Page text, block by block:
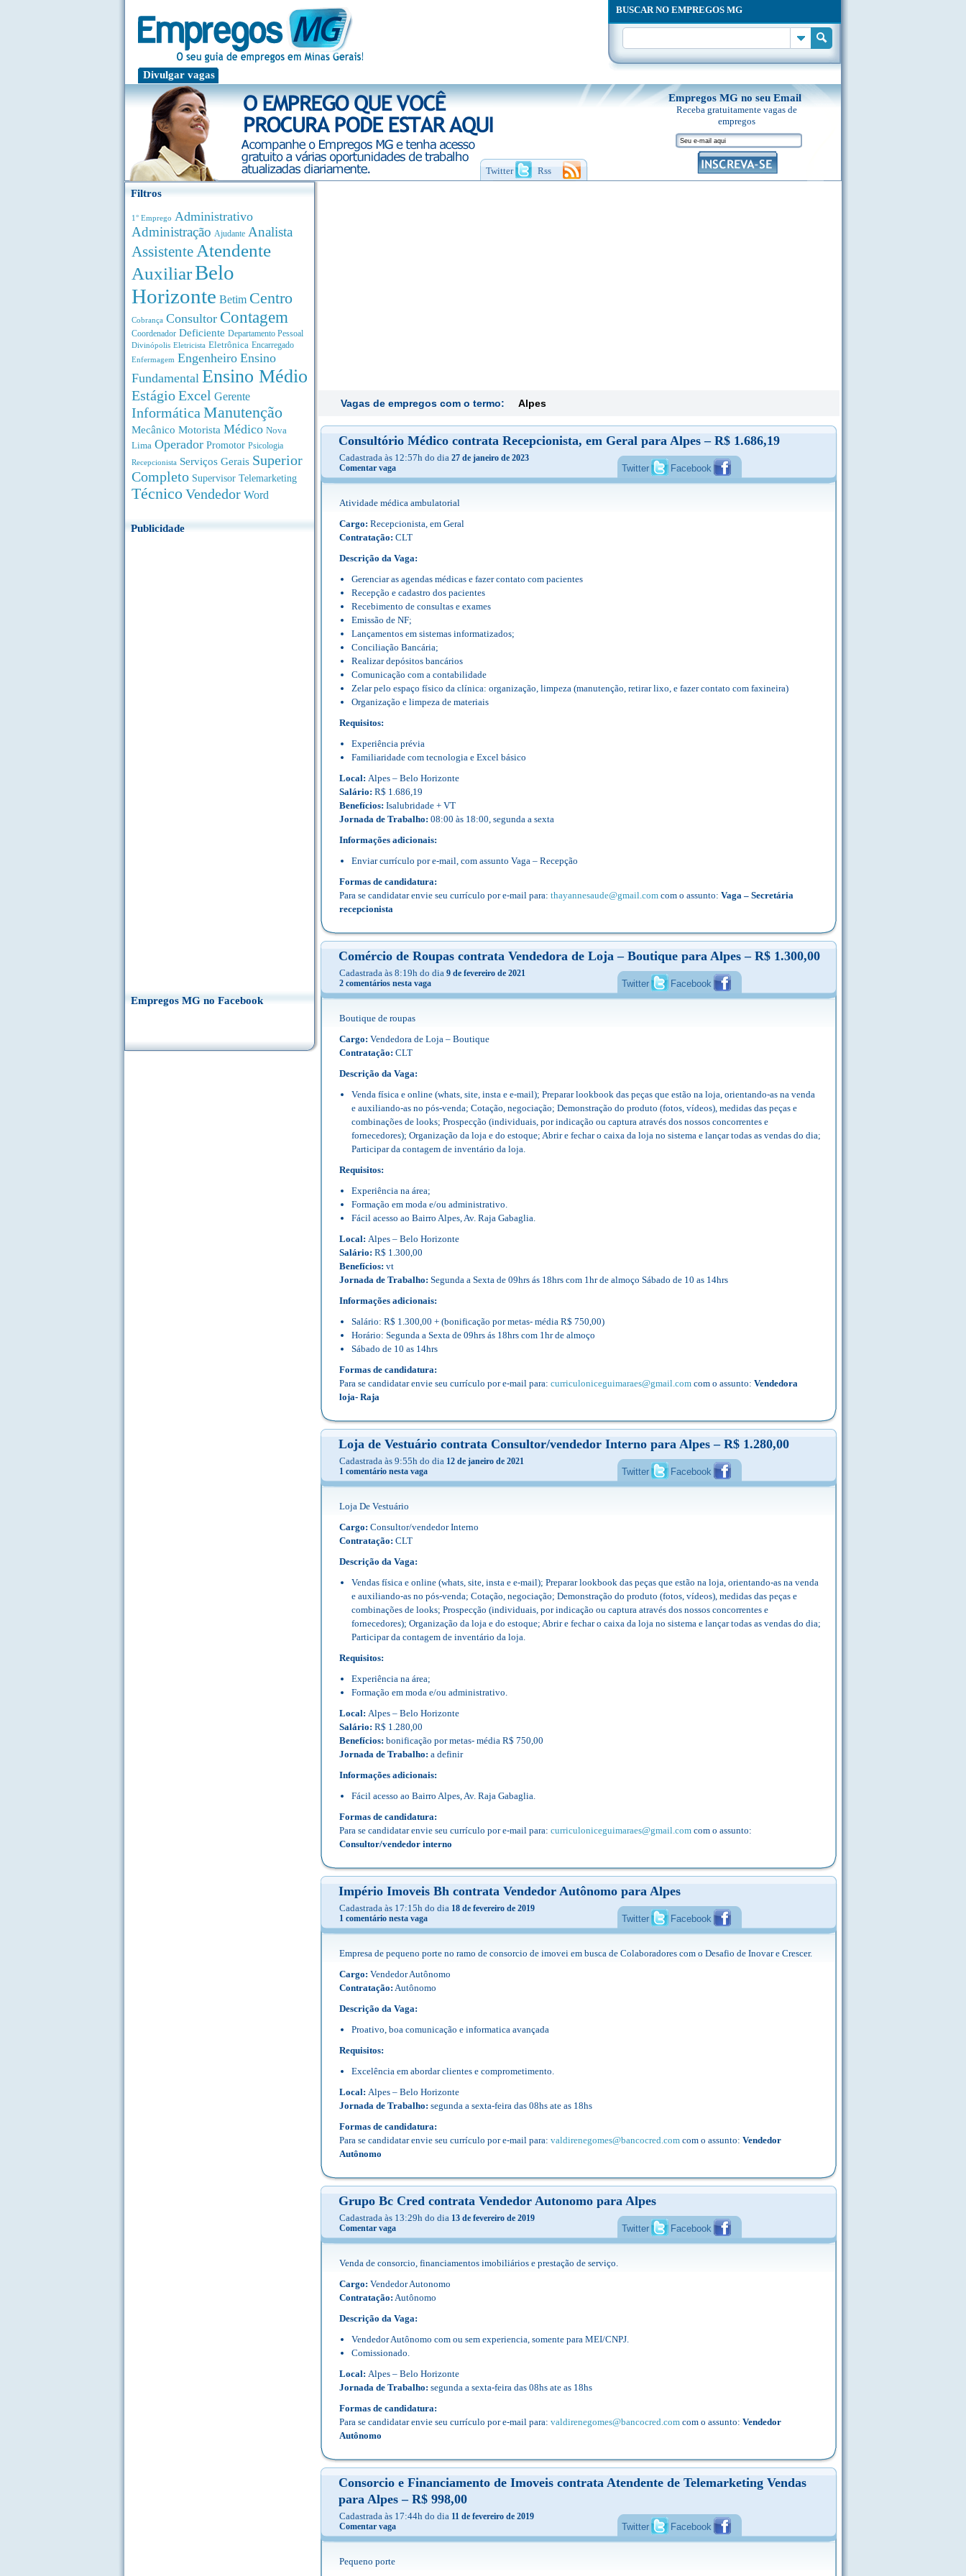
Divulgar vagas
BUSCAR NO EMPREGOS MG
Twitter Rss
Empregos MG no seu Email
Receba gratuitamente vagas de
empregos
Filtros
1° Emprego Administrativo
Administração Ajudante Analista
Assistente Atendente
AuxiliarBelo
Horizonte Betim Centro
Cobrança Consultor Contagem
Coordenador Deficiente Departamento Pessoal
Divinópolis Eletricista Eletrônica Encarregado
Enfermagem Engenheiro Ensino
Fundamental Ensino Médio
EstágioExcel Gerente
Informática Manutenção
Mecânico Motorista Médico Nova
Lima Operador Promotor Psicologia
Recepcionista Serviços Gerais Superior
Completo Supervisor Telemarketing
TécnicoVendedor Word
Publicidade
Empregos MG no Facebook
Vagas de empregos com o termo: Alpes
Consultório Médico contrata Recepcionista, em Geral para Alpes – R$ 1.686,19
Cadastrada às 12:57h do dia 27 de janeiro de 2023
Comentar vaga
Twitter Facebook
Atividade médica ambulatorial
Cargo: Recepcionista, em Geral
Contratação: CLT
Descrição da Vaga:
Gerenciar as agendas médicas e fazer contato com pacientes
Recepção e cadastro dos pacientes
Recebimento de consultas e exames
Emissão de NF;
Lançamentos em sistemas informatizados;
Conciliação Bancária;
Realizar depósitos bancários
Comunicação com a contabilidade
Zelar pelo espaço físico da clínica: organização, limpeza (manutenção, retirar lixo, e fazer contato com faxineira)
Organização e limpeza de materiais
Requisitos:
Experiência prévia
Familiaridade com tecnologia e Excel básico
Local: Alpes – Belo Horizonte
Salário: R$ 1.686,19
Benefícios: Isalubridade + VT
Jornada de Trabalho: 08:00 às 18:00, segunda a sexta
Informações adicionais:
Enviar currículo por e-mail, com assunto Vaga – Recepção
Formas de candidatura:
Para se candidatar envie seu currículo por e-mail para: thayannesaude@gmail.com com o assunto: Vaga – Secretária
recepcionista
Comércio de Roupas contrata Vendedora de Loja – Boutique para Alpes – R$ 1.300,00
Cadastrada às 8:19h do dia 9 de fevereiro de 2021
2 comentários nesta vaga
Twitter Facebook
Boutique de roupas
Cargo: Vendedora de Loja – Boutique
Contratação: CLT
Descrição da Vaga:
Venda física e online (whats, site, insta e e-mail); Preparar lookbook das peças que estão na loja, orientando-as na venda
e auxiliando-as no pós-venda; Cotação, negociação; Demonstração do produto (fotos, vídeos), medidas das peças e
combinações de looks; Prospecção (individuais, por indicação ou captura através dos nossos concorrentes e
fornecedores); Organização da loja e do estoque; Abrir e fechar o caixa da loja no sistema e lançar todas as vendas do dia;
Participar da contagem de inventário da loja.
Requisitos:
Experiência na área;
Formação em moda e/ou administrativo.
Fácil acesso ao Bairro Alpes, Av. Raja Gabaglia.
Local: Alpes – Belo Horizonte
Salário: R$ 1.300,00
Benefícios: vt
Jornada de Trabalho: Segunda a Sexta de 09hrs ás 18hrs com 1hr de almoço Sábado de 10 as 14hrs
Informações adicionais:
Salário: R$ 1.300,00 + (bonificação por metas- média R$ 750,00)
Horário: Segunda a Sexta de 09hrs ás 18hrs com 1hr de almoço
Sábado de 10 as 14hrs
Formas de candidatura:
Para se candidatar envie seu currículo por e-mail para: curriculoniceguimaraes@gmail.com com o assunto: Vendedora
loja- Raja
Loja de Vestuário contrata Consultor/vendedor Interno para Alpes – R$ 1.280,00
Cadastrada às 9:55h do dia 12 de janeiro de 2021
1 comentário nesta vaga
Twitter Facebook
Loja De Vestuário
Cargo: Consultor/vendedor Interno
Contratação: CLT
Descrição da Vaga:
Vendas física e online (whats, site, insta e e-mail); Preparar lookbook das peças que estão na loja, orientando-as na venda
e auxiliando-as no pós-venda; Cotação, negociação; Demonstração do produto (fotos, vídeos), medidas das peças e
combinações de looks; Prospecção (individuais, por indicação ou captura através dos nossos concorrentes e
fornecedores); Organização da loja e do estoque; Abrir e fechar o caixa da loja no sistema e lançar todas as vendas do dia;
Participar da contagem de inventário da loja.
Requisitos:
Experiência na área;
Formação em moda e/ou administrativo.
Local: Alpes – Belo Horizonte
Salário: R$ 1.280,00
Benefícios: bonificação por metas- média R$ 750,00
Jornada de Trabalho: a definir
Informações adicionais:
Fácil acesso ao Bairro Alpes, Av. Raja Gabaglia.
Formas de candidatura:
Para se candidatar envie seu currículo por e-mail para: curriculoniceguimaraes@gmail.com com o assunto:
Consultor/vendedor interno
Império Imoveis Bh contrata Vendedor Autônomo para Alpes
Cadastrada às 17:15h do dia 18 de fevereiro de 2019
1 comentário nesta vaga
Twitter Facebook
Empresa de pequeno porte no ramo de consorcio de imovei em busca de Colaboradores com o Desafio de Inovar e Crescer.
Cargo: Vendedor Autônomo
Contratação: Autônomo
Descrição da Vaga:
Proativo, boa comunicação e informatica avançada
Requisitos:
Excelência em abordar clientes e comprometimento.
Local: Alpes – Belo Horizonte
Jornada de Trabalho: segunda a sexta-feira das 08hs ate as 18hs
Formas de candidatura:
Para se candidatar envie seu currículo por e-mail para: valdirenegomes@bancocred.com com o assunto: Vendedor
Autônomo
Grupo Bc Cred contrata Vendedor Autonomo para Alpes
Cadastrada às 13:29h do dia 13 de fevereiro de 2019
Comentar vaga
Twitter Facebook
Venda de consorcio, financiamentos imobiliários e prestação de serviço.
Cargo: Vendedor Autonomo
Contratação: Autônomo
Descrição da Vaga:
Vendedor Autônomo com ou sem experiencia, somente para MEI/CNPJ.
Comissionado.
Local: Alpes – Belo Horizonte
Jornada de Trabalho: segunda a sexta-feira das 08hs ate as 18hs
Formas de candidatura:
Para se candidatar envie seu currículo por e-mail para: valdirenegomes@bancocred.com com o assunto: Vendedor
Autônomo
Consorcio e Financiamento de Imoveis contrata Atendente de Telemarketing Vendas
para Alpes – R$ 998,00
Cadastrada às 17:44h do dia 11 de fevereiro de 2019
Comentar vaga
Twitter Facebook
Pequeno porte